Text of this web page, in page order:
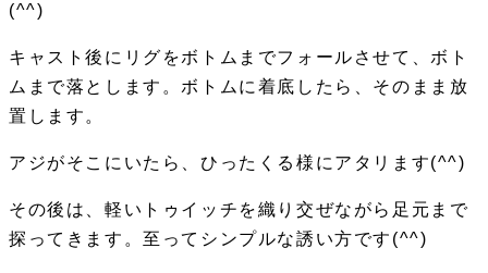
(^^)
キャスト後にリグをボトムまでフォールさせて、ボト
ムまで落とします。ボトムに着底したら、そのまま放
置します。
アジがそこにいたら、ひったくる様にアタリます(^^)
その後は、軽いトゥイッチを織り交ぜながら足元まで
探ってきます。至ってシンプルな誘い方です(^^)